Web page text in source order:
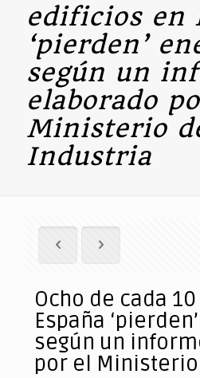
edificios en
‘pierden’
según un
elaborado
Ministerio
Industria
Ocho de cada
España
según un
por el